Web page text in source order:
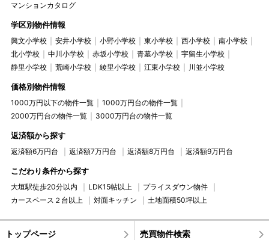
マンションカタログ
学区別物件情報
興文小学校 安井小学校 小野小学校 東小学校 西小学校
南小学校
北小学校
中川小学校 赤坂小学校 青墓小学校
宇留生小学校
静里小学校
荒崎小学校 綾里小学校 江東小学校 川並小学校
価格別物件情報
1000万円以下の物件一覧
1000万円台の物件一覧
2000万円台の物件一覧
3000万円台の物件一覧
返済額から探す
返済額6万円台 返済額7万円台 返済額8万円台 返済額9万円台
こだわり条件から探す
大垣駅徒歩20分以内 LDK15帖以上
プライスダウン物件
カースペース２台以上
対面キッチン 土地面積50坪以上
トップページ 売買物件検索